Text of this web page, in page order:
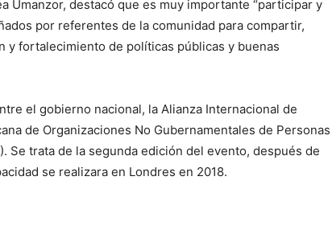
Umanzor, destacó que es muy importante “participar y
por referentes de la comunidad para compartir,
y fortalecimiento de políticas públicas y buenas
el gobierno nacional, la Alianza Internacional de
de Organizaciones No Gubernamentales de Personas
Se trata de la segunda edición del evento, después de
se realizara en Londres en 2018.